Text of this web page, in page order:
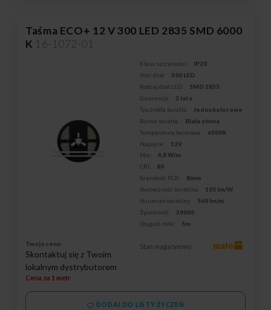
Taśma ECO+ 12 V 300 LED 2835 SMD 6000
K 16-1072-01
Klasa szczelności:
IP20
Ilość diod:
300 LED
Rodzaj diod LED:
SMD 2835
Gwarancja:
2 lata
Typ źródła światła:
Jednokolorowe
Barwa światła:
Biała zimna
Temperatura barwowa:
6000K
Napięcie:
12V
Moc:
4,8 W/m
CRI:
80
Szerokość PCB:
8mm
Skuteczność świetlna:
105 lm/W
Strumień świetlny:
560 lm/m
Żywotność:
30000
Długość rolki:
5m
Twoja cena:
Skontaktuj się z Twoim
lokalnym dystrybutorem
Cena za 1 metr
Stan magazynowy: mało
DODAJ DO LISTY ŻYCZEŃ